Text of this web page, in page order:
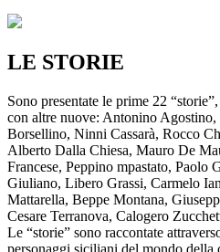
LE STORIE
Sono presentate le prime 22
con altre nuove: Antonino
Borsellino, Ninni Cassarà, Rocco
Alberto Dalla Chiesa, Mauro De
Francese, Peppino mpastato, Paolo
Giuliano, Libero Grassi, Carmelo
Mattarella, Beppe Montana,
Cesare Terranova, Calogero
Le “storie” sono raccontate